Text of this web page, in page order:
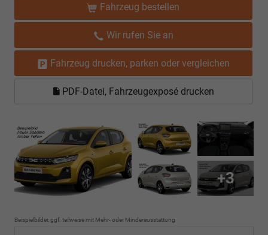
Fahrzeug bestellen
Wir rufen Sie an
Fahrzeug drucken, parken oder vergleichen
PDF-Datei, Fahrzeugexposé drucken
+3
Beispielbilder, ggf. teilweise mit Mehr- oder Minderausstattung